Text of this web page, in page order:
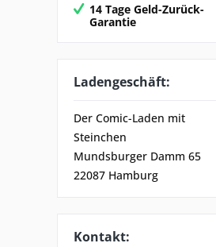
14 Tage Geld-Zurück-
Garantie
Ladengeschäft:
Der Comic-Laden mit
Steinchen
Mundsburger Damm 65
22087 Hamburg
Kontakt: